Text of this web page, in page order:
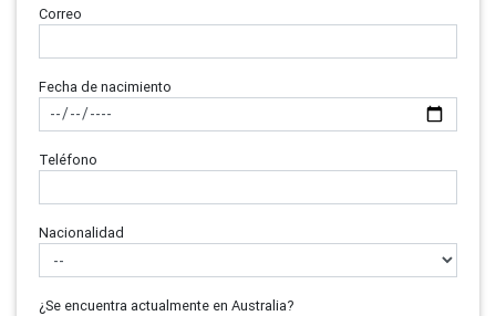
Correo
Fecha de nacimiento
Teléfono
Nacionalidad
¿Se encuentra actualmente en Australia?